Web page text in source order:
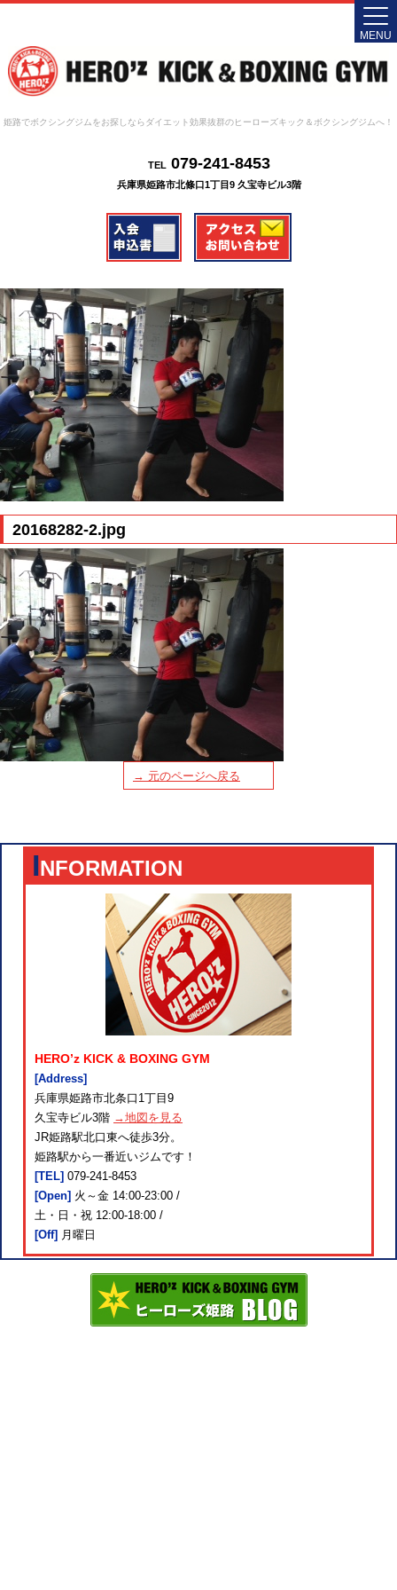
姫路でボクシングジムをお探しならダイエット効果抜群のヒーローズキック＆ボクシングジムへ！
TEL079-241-8453
兵庫県姫路市北條口1丁目9 久宝寺ビル3階
MENU
20168282-2.jpg
→ 元のページへ戻る
INFORMATION
HERO’z KICK & BOXING GYM
[Address]
兵庫県姫路市北条口1丁目9
久宝寺ビル3階 →地図を見る
JR姫路駅北口東へ徒歩3分。
姫路駅から一番近いジムです！
[TEL] 079-241-8453
[Open] 火～金 14:00-23:00 /
土・日・祝 12:00-18:00 /
[Off] 月曜日